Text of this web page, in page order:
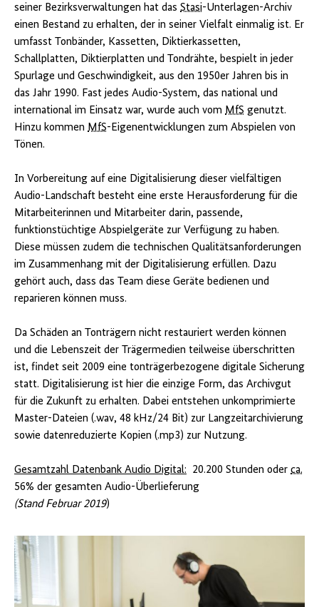
seiner Bezirksverwaltungen hat das Stasi-Unterlagen-Archiv
einen Bestand zu erhalten, der in seiner Vielfalt einmalig ist. Er
umfasst Tonbänder, Kassetten, Diktierkassetten,
Schallplatten, Diktierplatten und Tondrähte, bespielt in jeder
Spurlage und Geschwindigkeit, aus den 1950er Jahren bis in
das Jahr 1990. Fast jedes Audio-System, das national und
international im Einsatz war, wurde auch vom MfS genutzt.
Hinzu kommen MfS-Eigenentwicklungen zum Abspielen von
Tönen.
In Vorbereitung auf eine Digitalisierung dieser vielfältigen
Audio-Landschaft besteht eine erste Herausforderung für die
Mitarbeiterinnen und Mitarbeiter darin, passende,
funktionstüchtige Abspielgeräte zur Verfügung zu haben.
Diese müssen zudem die technischen Qualitätsanforderungen
im Zusammenhang mit der Digitalisierung erfüllen. Dazu
gehört auch, dass das Team diese Geräte bedienen und
reparieren können muss.
Da Schäden an Tonträgern nicht restauriert werden können
und die Lebenszeit der Trägermedien teilweise überschritten
ist, findet seit 2009 eine tonträgerbezogene digitale Sicherung
statt. Digitalisierung ist hier die einzige Form, das Archivgut
für die Zukunft zu erhalten. Dabei entstehen unkomprimierte
Master-Dateien (.wav, 48 kHz/24 Bit) zur Langzeitarchivierung
sowie datenreduzierte Kopien (.mp3) zur Nutzung.
Gesamtzahl Datenbank Audio Digital: 20.200 Stunden oder ca.
56% der gesamten Audio-Überlieferung
(Stand Februar 2019)